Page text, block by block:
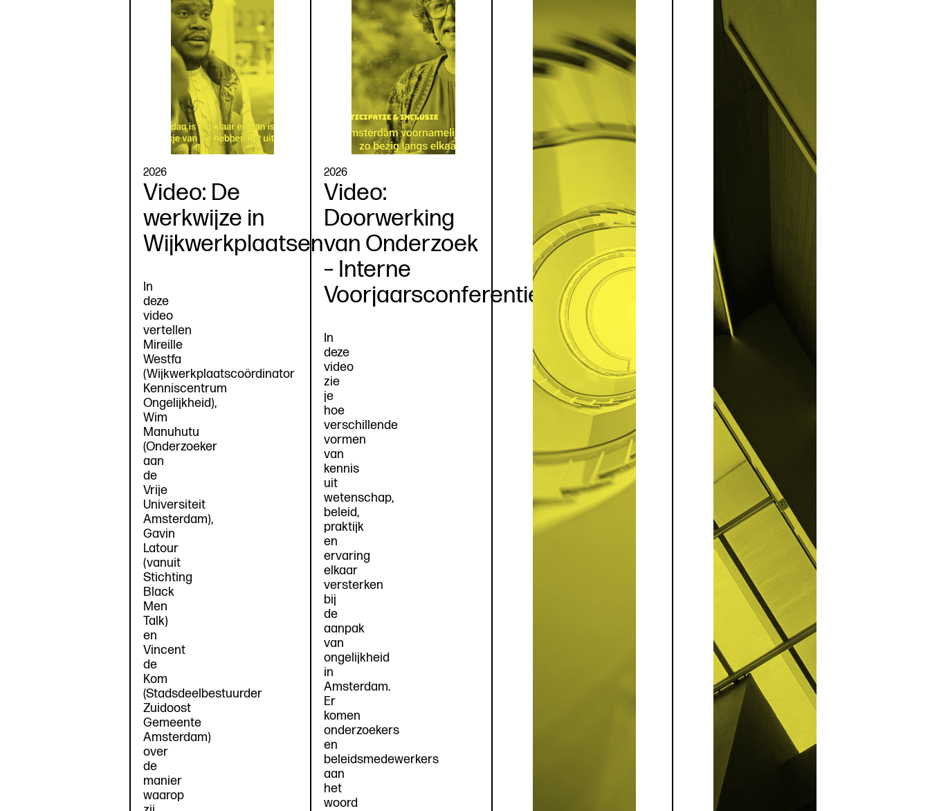
2026
Video: De
werkwijze in
Wijkwerkplaatsen
In
deze
video
vertellen
Mireille
Westfa
(Wijkwerkplaatscoördinator
Kenniscentrum
Ongelijkheid),
Wim
Manuhutu
(Onderzoeker
aan
de
Vrije
Universiteit
Amsterdam),
Gavin
Latour
(vanuit
Stichting
Black
Men
Talk)
en
Vincent
de
Kom
(Stadsdeelbestuurder
Zuidoost
Gemeente
Amsterdam)
over
de
manier
waarop
2026
Video:
Doorwerking
van Onderzoek
– Interne
Voorjaarsconferentie
In
deze
video
zie
je
hoe
verschillende
vormen
van
kennis
uit
wetenschap,
beleid,
praktijk
en
ervaring
elkaar
versterken
bij
de
aanpak
van
ongelijkheid
in
Amsterdam.
Er
komen
onderzoekers
en
beleidsmedewerkers
aan
het
woord